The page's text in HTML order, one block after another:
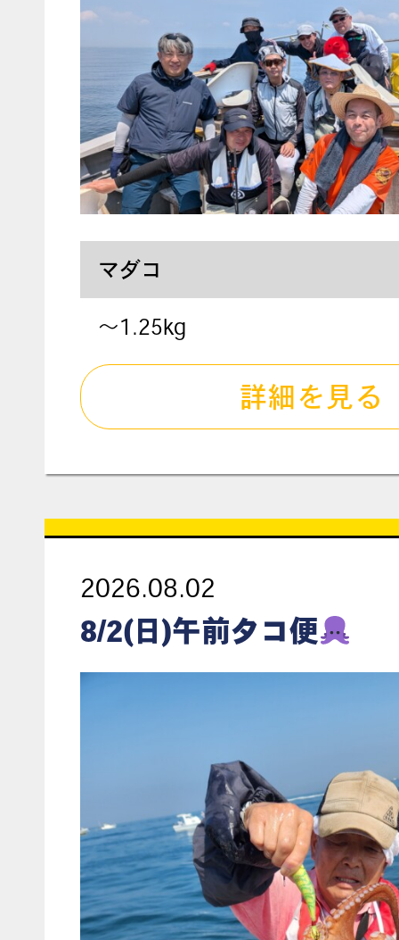
マダコ
〜1.25kg
詳細を見る
2026.08.02
8/2(日)午前タコ便